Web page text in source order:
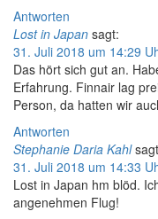
Antworten
Lost in Japan sagt:
31. Juli 2018 um 14:29
Das hört sich gut an.
Erfahrung. Finnair lag
Person, da hatten wir
Antworten
Stephanie Daria Kahl
31. Juli 2018 um 14:33
Lost in Japan hm blöd.
angenehmen Flug!